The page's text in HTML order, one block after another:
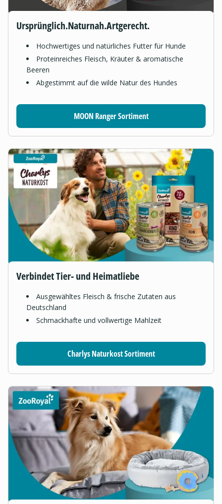
Ursprünglich.Naturnah.Artgerecht.
Hochwertiges und natürliches Futter für Hunde
Proteinreiches Fleisch, Kräuter & aromatische
Beeren
Abgestimmt auf die wilde Natur des Hundes
MOON Ranger Sortiment
Verbindet Tier- und Heimatliebe
Ausgewähltes Fleisch & frische Zutaten aus
Deutschland
Schmackhafte und vollwertige Mahlzeit
Charlys Naturkost Sortiment